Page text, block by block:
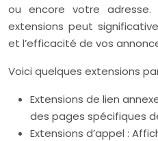
ou encore votre adresse.
extensions peut
et l’efficacité de vos
Voici quelques extensions
Extensions de lien
des pages spécifiques
Extensions d’appel :